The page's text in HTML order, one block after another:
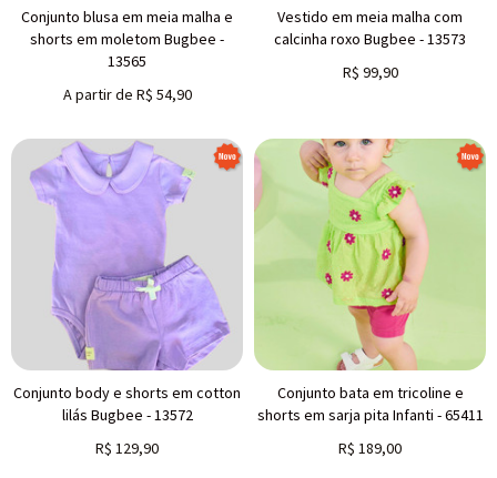
Conjunto blusa em meia malha e
shorts em moletom Bugbee -
13565
A partir de R$ 54,90
Vestido em meia malha com
calcinha roxo Bugbee - 13573
R$ 99,90
Conjunto body e shorts em cotton
lilás Bugbee - 13572
R$ 129,90
Conjunto bata em tricoline e
shorts em sarja pita Infanti - 65411
R$ 189,00